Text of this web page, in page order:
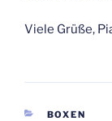
Viele Grüße,
BOXEN